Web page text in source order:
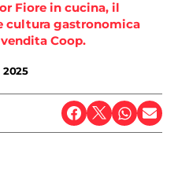
Fiore in cucina, il
cultura gastronomica
Coop.